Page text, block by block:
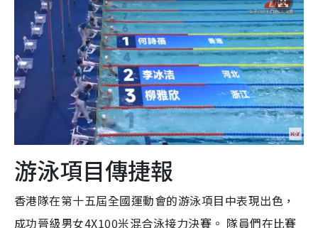
游泳項目傳捷報
香港隊在第十五屆全國運動會的游泳項目中表現出色，
成功晉級男女4X100米混合泳接力決賽。 隊員們在比賽